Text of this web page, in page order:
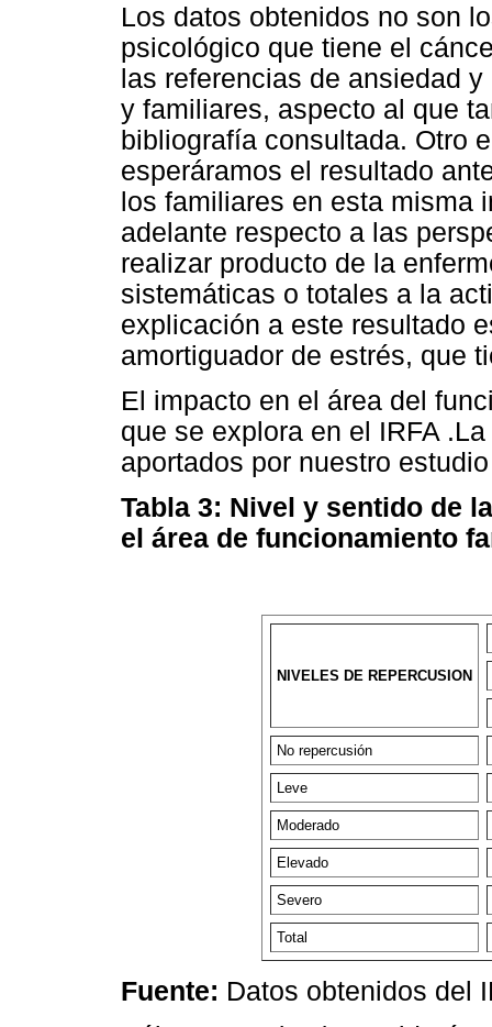
Los datos obtenidos no son
psicológico que tiene el
las referencias de ansiedad
y familiares, aspecto al que
bibliografía consultada. Otro
esperáramos el resultado
los familiares en esta misma
adelante respecto a las
realizar producto de la
sistemáticas o totales a la
explicación a este resultado
amortiguador de estrés, que
El impacto en el área del
que se explora en el IRFA
aportados por nuestro
Tabla 3: Nivel y sentido de
el área de funcionamiento
NIVELES DE REPERCUSION
No repercusión
Leve
Moderado
Elevado
Severo
Total
Fuente: Datos obtenidos del